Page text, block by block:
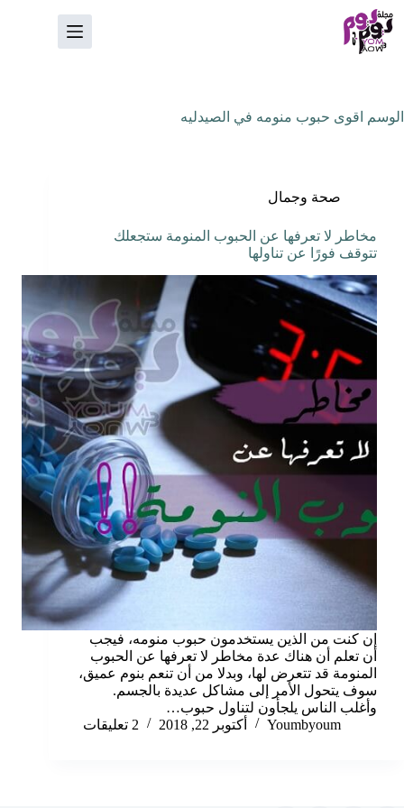
التجاوز
إلى
المحتوى
الوسم اقوى حبوب منومه في الصيدليه
صحة وجمال
مخاطر لا تعرفها عن الحبوب المنومة ستجعلك
تتوقف فورًا عن تناولها
إن كنت من الذين يستخدمون حبوب منومه، فيجب
أن تعلم أن هناك عدة مخاطر لا تعرفها عن الحبوب
المنومة قد تتعرض لها، وبدلا من أن تنعم بنوم عميق،
سوف يتحول الأمر إلى مشاكل عديدة بالجسم.
وأغلب الناس يلجأون لتناول حبوب…
Youmbyoum
أكتوبر 22, 2018 2 تعليقات